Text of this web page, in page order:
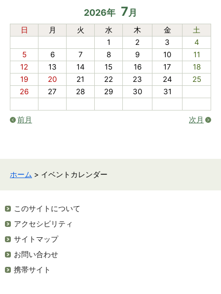
2026年 7月
日 月 火 水 木 金
土
1
2 3
4
5
6 7 8 9 10
11
12
13 14 15 16 17
18
19
20 21 22 23 24
25
26
27 28 29 30 31
前月 次月
ホーム > イベントカレンダー
このサイトについて
アクセシビリティ
サイトマップ
お問い合わせ
携帯サイト